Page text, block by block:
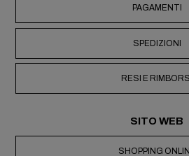
PAGAMENTI
SPEDIZIONI
RESI E RIMBORSI
SITO WEB
SHOPPING